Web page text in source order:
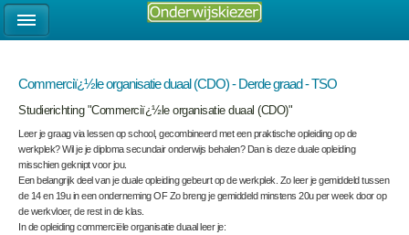
Commerciï¿½le organisatie duaal (CDO) - Derde graad - TSO
Studierichting "Commerciï¿½le organisatie duaal (CDO)"
Leer je graag via lessen op school, gecombineerd met een praktische opleiding op de
werkplek? Wil je je diploma secundair onderwijs behalen? Dan is deze duale opleiding
misschien geknipt voor jou.
Een belangrijk deel van je duale opleiding gebeurt op de werkplek . Zo leer je gemiddeld tussen
de 14 en 19u in een onderneming OF Zo breng je gemiddeld minstens 20u per week door op
de werkvloer, de rest in de klas.
In de opleiding commerciële organisatie duaal leer je: